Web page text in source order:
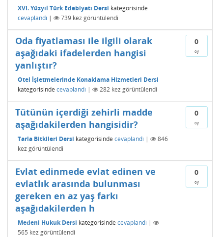
XVI. Yüzyıl Türk Edebiyatı Dersi kategorisinde
cevaplandı | 739 kez görüntülendi
0
oy
Oda fiyatlaması ile ilgili olarak
aşağıdaki ifadelerden hangisi
yanlıştır?
Otel İşletmelerinde Konaklama Hizmetleri Dersi
kategorisinde cevaplandı | 282 kez görüntülendi
0
oy
Tütünün içerdiği zehirli madde
aşağıdakilerden hangisidir?
Tarla Bitkileri Dersi kategorisinde cevaplandı |
846
kez görüntülendi
0
oy
Evlat edinmede evlat edinen ve
evlatlık arasında bulunması
gereken en az yaş farkı
aşağıdakilerden h
Medeni Hukuk Dersi kategorisinde cevaplandı |
565 kez görüntülendi